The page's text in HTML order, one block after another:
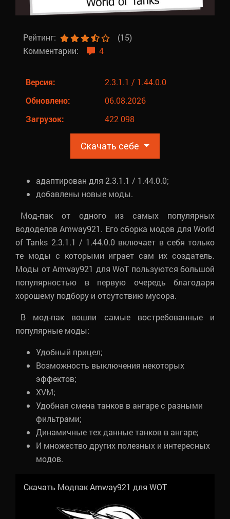
Рейтинг:
(15)
Комментарии:
4
Версия:
2.3.1.1 / 1.44.0.0
Обновлено:
06.08.2026
Загрузок:
422 098
Скачать себе
адаптирован для 2.3.1.1 / 1.44.0.0;
добавлены новые моды.
Мод-пак от одного из самых популярных
вододелов Amway921. Его сборка модов для World
of Tanks 2.3.1.1 / 1.44.0.0 включает в себя только
те моды с которыми играет сам их создатель.
Моды от Amway921 для WoT пользуются большой
популярностью в первую очередь благодаря
хорошему подбору и отсутствию мусора.
В мод-пак вошли самые востребованные и
популярные моды:
Удобный прицел;
Возможность выключения некоторых
эффектов;
XVM;
Удобная смена танков в ангаре с разными
фильтрами;
Динамичные тех данные танков в ангаре;
И множество других полезных и интересных
модов.
Скачать Модпак Amway921 для WOT